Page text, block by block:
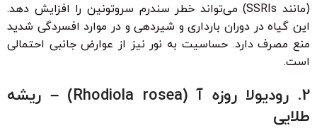
(مانند SSRIs) می‌تواند خطر سندرم سروتونین را افزایش دهد.
این گیاه در دوران بارداری و شیردهی و در موارد افسردگی شدید
منع مصرف دارد. حساسیت به نور نیز از عوارض جانبی احتمالی
است.
2. رودیولا روزه آ (Rhodiola rosea) – ریشه
طلایی